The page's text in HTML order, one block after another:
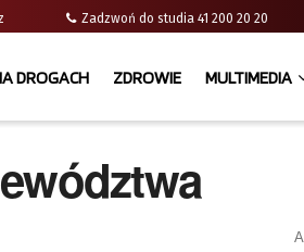
MHz Zadzwoń do studia 41 200 20 20
DROGACH ZDROWIE MULTIMEDIA
A